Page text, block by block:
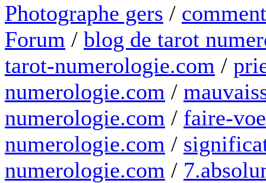
Photographe gers /
Forum / blog de tarot
tarot-numerologie.com /
numerologie.com /
numerologie.com / faire-
numerologie.com /
numerologie.com /